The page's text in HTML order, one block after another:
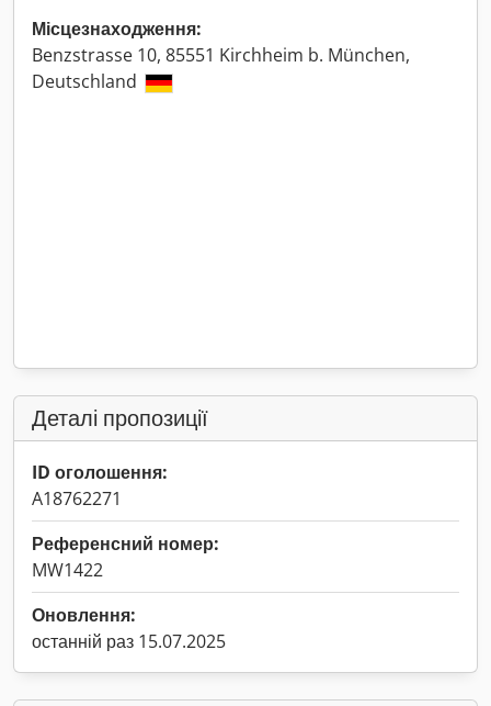
Місцезнаходження:
Benzstrasse 10, 85551 Kirchheim b. München,
Deutschland
Деталі пропозиції
ID оголошення:
A18762271
Референсний номер:
MW1422
Оновлення:
останній раз 15.07.2025